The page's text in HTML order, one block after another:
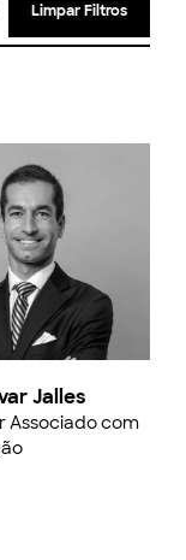
Limpar Filtros
Jalles
Associado com